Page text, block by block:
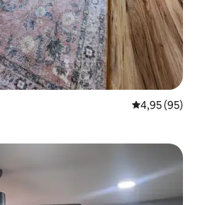
5 üzerinden
4,95 (95)